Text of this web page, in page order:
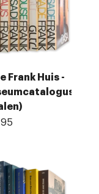
Frank Huis -